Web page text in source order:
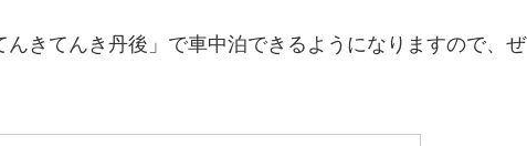
きてんき丹後」で車中泊できるようになりますので、ぜ